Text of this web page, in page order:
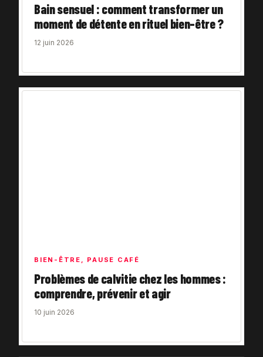
Bain sensuel : comment transformer un
moment de détente en rituel bien-être ?
12 juin 2026
BIEN-ÊTRE , PAUSE CAFÉ
Problèmes de calvitie chez les hommes :
comprendre, prévenir et agir
10 juin 2026